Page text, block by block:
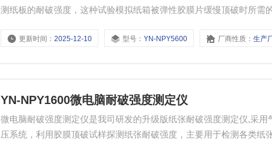
测纸板的耐破强度，这种试验模拟纸箱被弹性胶膜片缓慢顶破时所需
更新时间：2025-12-10 型号：YN-NPY5600 厂商性质：生产
YN-NPY1600微电脑耐破强度测定仪
微电脑耐破强度测定仪是我司研发的升级版纸张耐破强度测定仪,采
压系统，利用胶膜顶破试样探测纸张耐破强度，主要用于检测各类纸